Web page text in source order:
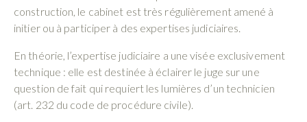
construction, le cabinet est très régulièrement amené à
initier ou à participer à des expertises judiciaires.
En théorie, l’expertise judiciaire a une visée exclusivement
technique : elle est destinée à éclairer le juge sur une
question de fait qui requiert les lumières d’un technicien
(art. 232 du code de procédure civile).